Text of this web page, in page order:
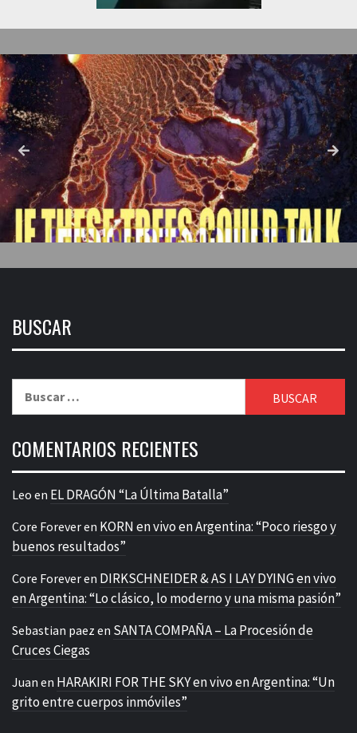
BUSCAR
COMENTARIOS RECIENTES
Leo en EL DRAGÓN “La Última Batalla”
Core Foreveren KORN en vivo en Argentina: “Poco riesgo y
buenos resultados”
Core Foreveren DIRKSCHNEIDER & AS I LAY DYING en vivo
en Argentina: “Lo clásico, lo moderno y una misma pasión”
Sebastian paez en SANTA COMPAÑA – La Procesión de
Cruces Ciegas
Juan en HARAKIRI FOR THE SKY en vivo en Argentina: “Un
grito entre cuerpos inmóviles”